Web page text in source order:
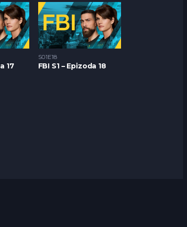
17
S01E18
FBI S1 – Epizoda 18